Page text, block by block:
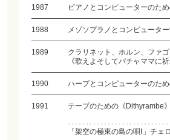
1987 ピアノとコンピューターのた
1988 メゾソプラノとコンピュータ
1989
クラリネット、ホルン、ファ
《歌えよそしてパチャママに祈
1990 ハープとコンピューターのた
1991 テープのための《Dithyrambe》
「架空の極東の島の唄Ⅰ」チェ